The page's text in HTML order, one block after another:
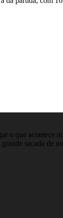
o que acontece
sacada de